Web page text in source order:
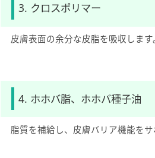
3. クロスポリマー
皮膚表面の余分な皮脂を吸収します。
4. ホホバ脂、ホホバ種子油
脂質を補給し、皮膚バリア機能をサ